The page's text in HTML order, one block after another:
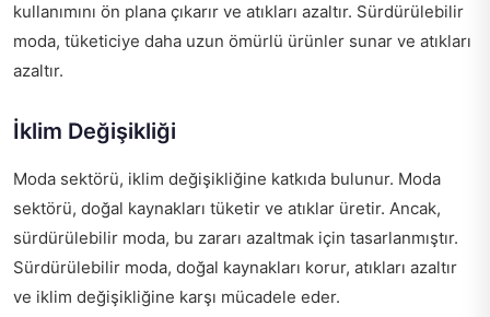
kullanımını ön plana çıkarır ve atıkları azaltır. Sürdürülebilir
moda, tüketiciye daha uzun ömürlü ürünler sunar ve atıkları
azaltır.
İklim Değişikliği
Moda sektörü, iklim değişikliğine katkıda bulunur. Moda
sektörü, doğal kaynakları tüketir ve atıklar üretir. Ancak,
sürdürülebilir moda, bu zararı azaltmak için tasarlanmıştır.
Sürdürülebilir moda, doğal kaynakları korur, atıkları azaltır
ve iklim değişikliğine karşı mücadele eder.